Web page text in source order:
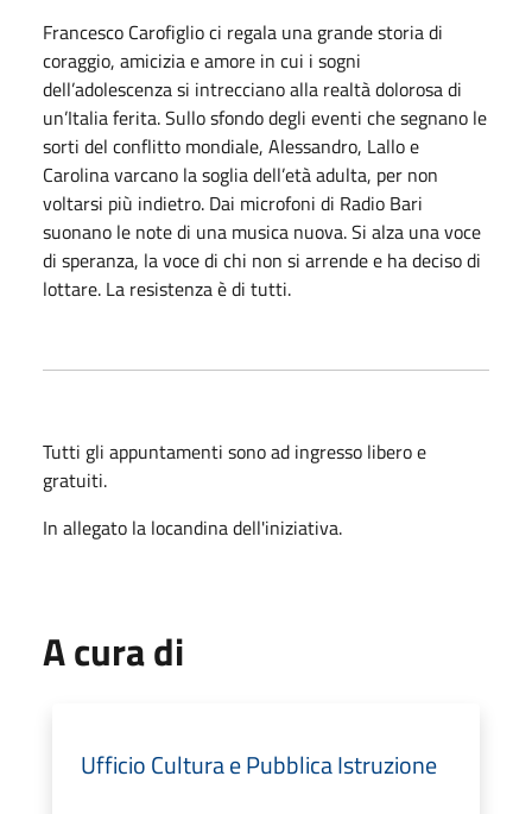
Francesco Carofiglio ci regala una grande storia di
coraggio, amicizia e amore in cui i sogni
dell’adolescenza si intrecciano alla realtà dolorosa di
un’Italia ferita. Sullo sfondo degli eventi che segnano le
sorti del conflitto mondiale, Alessandro, Lallo e
Carolina varcano la soglia dell’età adulta, per non
voltarsi più indietro. Dai microfoni di Radio Bari
suonano le note di una musica nuova. Si alza una voce
di speranza, la voce di chi non si arrende e ha deciso di
lottare. La resistenza è di tutti.
Tutti gli appuntamenti sono ad ingresso libero e
gratuiti.
In allegato la locandina dell'iniziativa.
A cura di
Ufficio Cultura e Pubblica Istruzione